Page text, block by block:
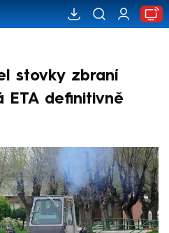
stovky zbraní
ETA definitivně